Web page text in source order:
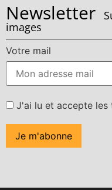
Newsletter
images
Votre mail
J'ai lu et accepte les